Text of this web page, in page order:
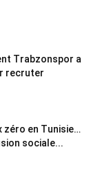
Trabzonspor a
recruter
zéro en Tunisie…
sociale...